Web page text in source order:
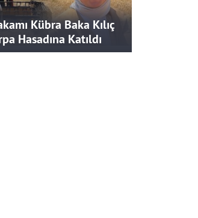
Kübra Baka Kılıç
Hasadına Katıldı